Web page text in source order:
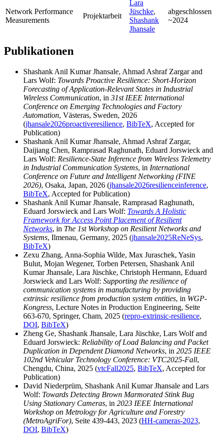
Network Performance
Measurements
Projektarbeit
Lara
Jüschke,
Shashank
Jhansale
abgeschlossen
~2024
Publikationen
Shashank Anil Kumar Jhansale, Ahmad Ashraf Zargar and
Lars Wolf: Towards Proactive Resilience: Short-Horizon
Forecasting of Application-Relevant States in Industrial
Wireless Communication, in 31st IEEE International
Conference on Emerging Technologies and Factory
Automation, Västeras, Sweden, 2026
(jhansale2026proactiveresilience, BibTeX, Accepted for
Publication)
Shashank Anil Kumar Jhansale, Ahmad Ashraf Zargar,
Daijiang Chen, Ramprasad Raghunath, Eduard Jorswieck and
Lars Wolf: Resilience-State Inference from Wireless Telemetry
in Industrial Communication Systems, in International
Conference on Future and Intelligent Networking (FINE
2026), Osaka, Japan, 2026 (jhansale2026resilienceinference,
BibTeX, Accepted for Publication)
Shashank Anil Kumar Jhansale, Ramprasad Raghunath,
Eduard Jorswieck and Lars Wolf: Towards A Holistic
Framework for Access Point Placement of Resilient
Networks, in The 1st Workshop on Resilient Networks and
Systems, Ilmenau, Germany, 2025 (jhansale2025ReNeSys,
BibTeX)
Zexu Zhang, Anna-Sophia Wilde, Max Juraschek, Yasin
Bulut, Mojan Wegener, Torben Petersen, Shashank Anil
Kumar Jhansale, Lara Jüschke, Christoph Hermann, Eduard
Jorswieck and Lars Wolf: Supporting the resilience of
communication systems in manufacturing by providing
extrinsic resilience from production system entities, in WGP-
Kongress, Lecture Notes in Production Engineering, Seite
663-670, Springer, Cham, 2025 (repro-extrinsic-resilience,
DOI, BibTeX)
Zheng Ge, Shashank Jhansale, Lara Jüschke, Lars Wolf and
Eduard Jorswieck: Reliability of Load Balancing and Packet
Duplication in Dependent Diamond Networks, in 2025 IEEE
102nd Vehicular Technology Conference: VTC2025-Fall,
Chengdu, China, 2025 (vtcFall2025, BibTeX, Accepted for
Publication)
David Niederprüm, Shashank Anil Kumar Jhansale and Lars
Wolf: Towards Detecting Brown Marmorated Stink Bug
Using Stationary Cameras, in 2023 IEEE International
Workshop on Metrology for Agriculture and Forestry
(MetroAgriFor), Seite 439-443, 2023 (HH-cameras-2023,
DOI, BibTeX)